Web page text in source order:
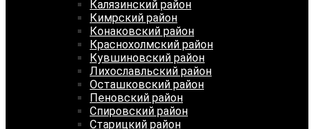
Калязинский район
Кимрский район
Конаковский район
Краснохолмский район
Кувшиновский район
Лихославльский район
Осташковский район
Пеновский район
Спировский район
Старицкий район